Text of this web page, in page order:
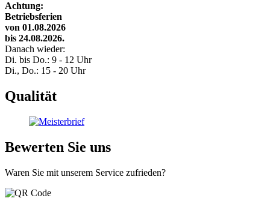
Achtung:
Betriebsferien
von 01.08.2026
bis 24.08.2026.
Danach wieder:
Di. bis Do.: 9 - 12 Uhr
Di., Do.: 15 - 20 Uhr
Qualität
Bewerten Sie uns
Waren Sie mit unserem Service zufrieden?